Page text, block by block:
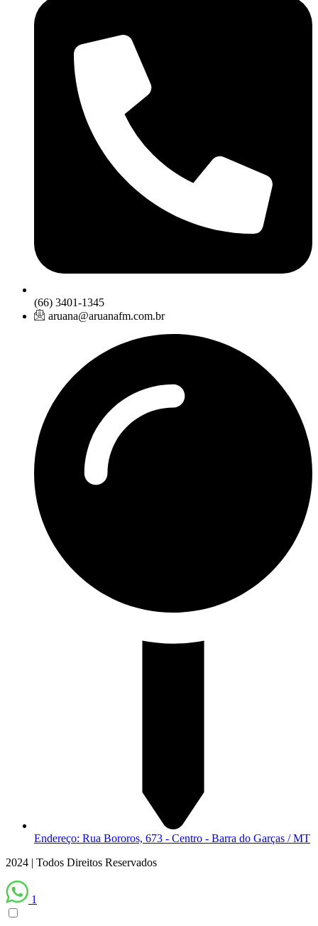
(66) 3401-1345
aruana@aruanafm.com.br
Endereço: Rua Bororos, 673 - Centro - Barra do Garças / MT
2024 | Todos Direitos Reservados
1